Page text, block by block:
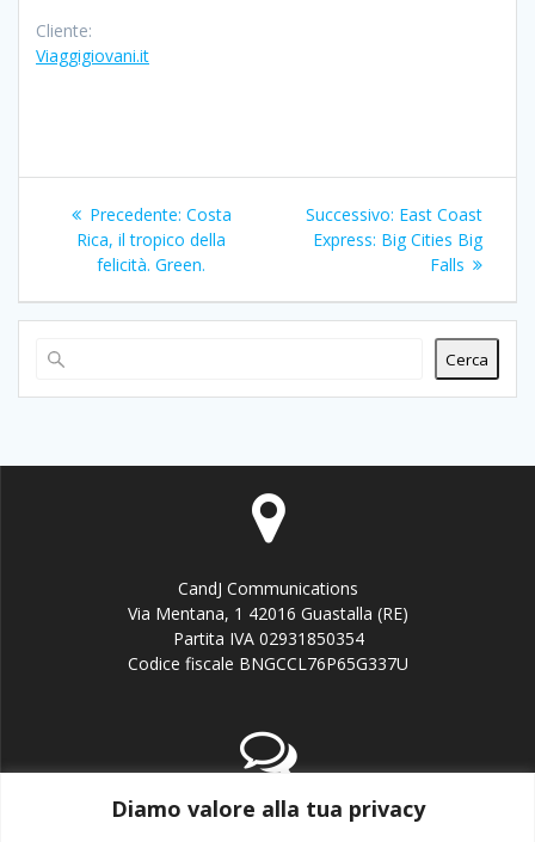
Diamo valore alla tua privacy
Cliente:
Viaggigiovani.it
Navigazione
articoli
Precedente: Articolo
precedente:
Costa
Rica, il tropico della
felicità. Green.
Successivo: Articolo
successivo:
East Coast
Express: Big Cities Big
Falls
Cerca
CandJ Communications
Via Mentana, 1 42016 Guastalla (RE)
Partita IVA 02931850354
Codice fiscale BNGCCL76P65G337U
email:info@candj.it